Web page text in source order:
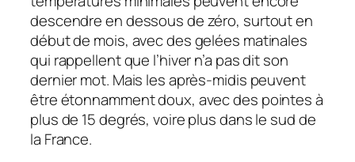
descendre en dessous de zéro, surtout en
début de mois, avec des gelées matinales
qui rappellent que l’hiver n’a pas dit son
dernier mot. Mais les après-midis peuvent
être étonnamment doux, avec des pointes à
plus de 15 degrés, voire plus dans le sud de
la France.